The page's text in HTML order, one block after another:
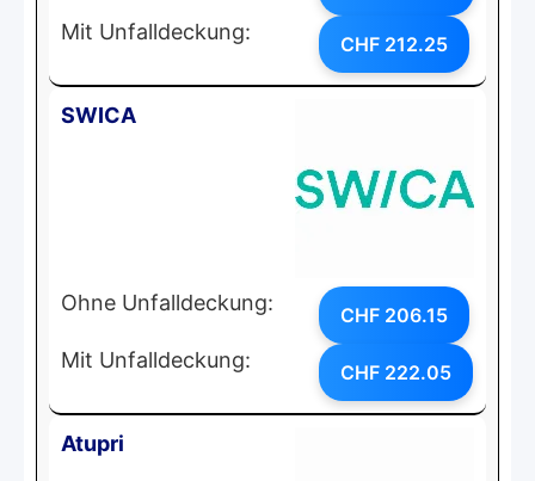
Mit Unfalldeckung: CHF 212.25
SWICA
Ohne Unfalldeckung: CHF 206.15
Mit Unfalldeckung: CHF 222.05
Atupri